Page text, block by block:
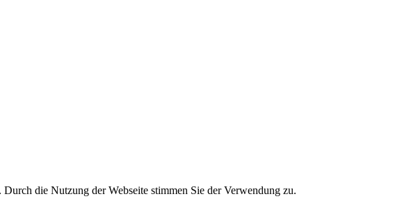
die Nutzung der Webseite stimmen Sie der Verwendung zu.